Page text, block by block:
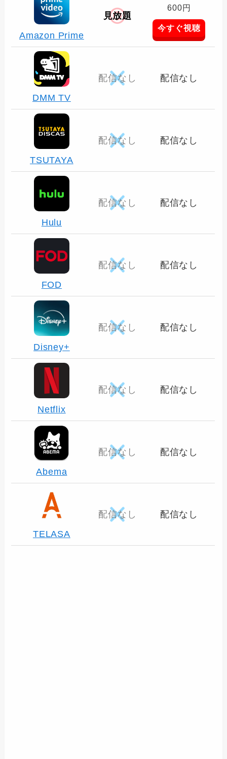
Amazon Prime
見放題
600円
今すぐ視聴
DMM TV
配信なし 配信なし
TSUTAYA
配信なし 配信なし
Hulu
配信なし 配信なし
FOD
配信なし 配信なし
Disney+
配信なし 配信なし
Netflix
配信なし 配信なし
Abema
配信なし 配信なし
TELASA
配信なし 配信なし